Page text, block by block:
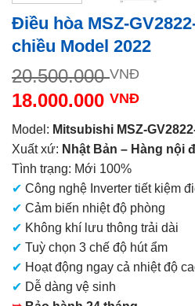
Điều hòa MSZ-
chiều Model 2022
20.500.000VNĐ
18.000.000 VNĐ
hiện
tại
là:
18.000.000 VNĐ.
Model: Mitsubishi MSZ-
Xuất xứ: Nhật Bản – Hàng nội
Tình trạng: Mới 100%
✔ Công nghệ Inverter tiết kiệm
✔ Cảm biến nhiệt độ phòng
✔ Không khí lưu thông trải dài
✔ Tuỳ chọn 3 chế độ hút ẩm
✔ Hoạt động ngay cả nhiệt độ
✔ Dễ dàng vệ sinh